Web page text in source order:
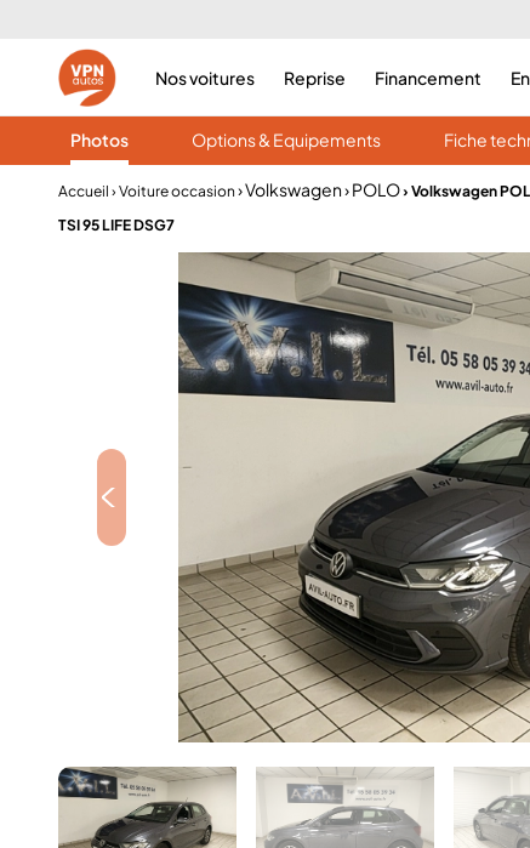
Nos voitures Reprise Financement
Photos Options & Equipements Fiche
Accueil › Voiture occasion › Volkswagen› POLO› Volkswagen
TSI 95 LIFE DSG7
<